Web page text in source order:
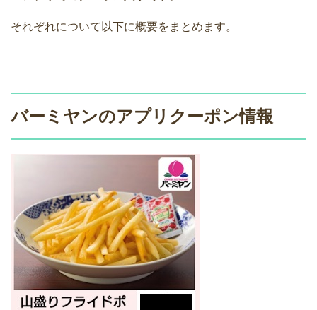
それぞれについて以下に概要をまとめます。
バーミヤンのアプリクーポン情報